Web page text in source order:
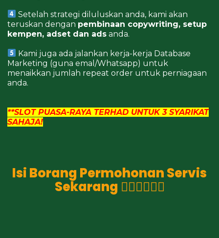
Setelah strategi diluluskan anda, kami akan
teruskan dengan pembinaan copywriting, setup
kempen, adset dan ads anda.
Kami juga ada jalankan kerja-kerja Database
Marketing (guna emal/Whatsapp) untuk
menaikkan jumlah repeat order untuk perniagaan
anda.
**SLOT PUASA-RAYA TERHAD UNTUK 3 SYARIKAT
SAHAJA!
Isi Borang Permohonan Servis
Sekarang 👇🏼👇🏼👇🏼